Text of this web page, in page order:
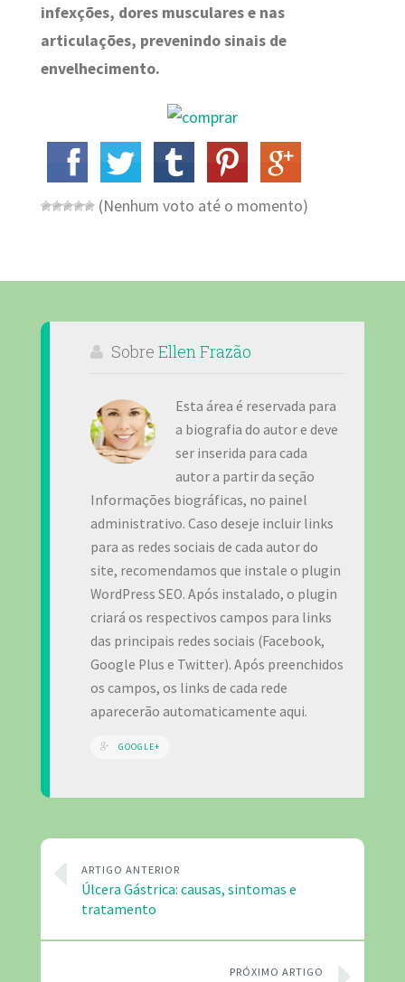
infexções, dores musculares e nas
articulações, prevenindo sinais de
envelhecimento.
(Nenhum voto até o momento)
Sobre Ellen Frazão
Esta área é reservada para
a biografia do autor e deve
ser inserida para cada
autor a partir da seção
Informações biográficas, no painel
administrativo. Caso deseje incluir links
para as redes sociais de cada autor do
site, recomendamos que instale o plugin
WordPress SEO. Após instalado, o plugin
criará os respectivos campos para links
das principais redes sociais (Facebook,
Google Plus e Twitter). Após preenchidos
os campos, os links de cada rede
aparecerão automaticamente aqui.
GOOGLE+
ARTIGO ANTERIOR
Úlcera Gástrica: causas, sintomas e
tratamento
PRÓXIMO ARTIGO